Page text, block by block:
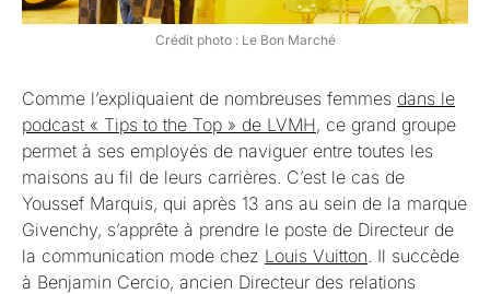
Crédit photo : Le Bon Marché
Comme l’expliquaient de nombreuses femmes dans le
podcast « Tips to the Top » de LVMH, ce grand groupe
permet à ses employés de naviguer entre toutes les
maisons au fil de leurs carrières. C’est le cas de
Youssef Marquis, qui après 13 ans au sein de la marque
Givenchy, s’apprête à prendre le poste de Directeur de
la communication mode chez Louis Vuitton. Il succède
à Benjamin Cercio, ancien Directeur des relations